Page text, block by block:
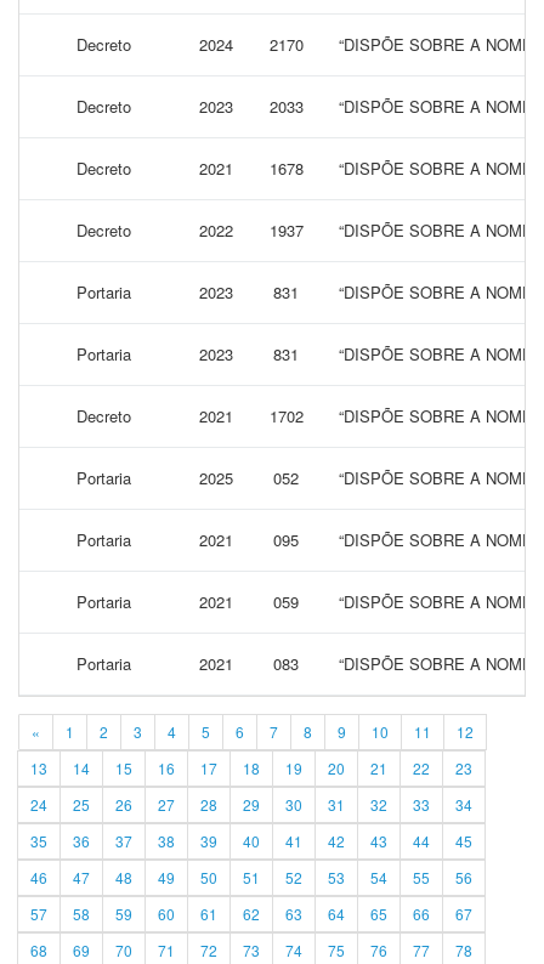
Decreto 2024 2170 “DISPÕE SOBRE A
Decreto 2023 2033 “DISPÕE SOBRE A
Decreto 2021 1678 “DISPÕE SOBRE A
Decreto 2022 1937 “DISPÕE SOBRE A
Portaria 2023 831 “DISPÕE SOBRE A
Portaria 2023 831 “DISPÕE SOBRE A
Decreto 2021 1702 “DISPÕE SOBRE A
Portaria 2025 052 “DISPÕE SOBRE A
Portaria 2021 095 “DISPÕE SOBRE A
Portaria 2021 059 “DISPÕE SOBRE A
Portaria 2021 083 “DISPÕE SOBRE A
« 1 2 3 4 5 6 7 8 9 10 11
12
13
14 15 16 17 18 19 20 21 22
23
24
25 26 27 28 29 30 31 32 33
34
35
36 37 38 39 40 41 42 43 44
45
46
47 48 49 50 51 52 53 54 55
56
57
58 59 60 61 62 63 64 65 66
67
68
69 70 71 72 73 74 75 76 77 78